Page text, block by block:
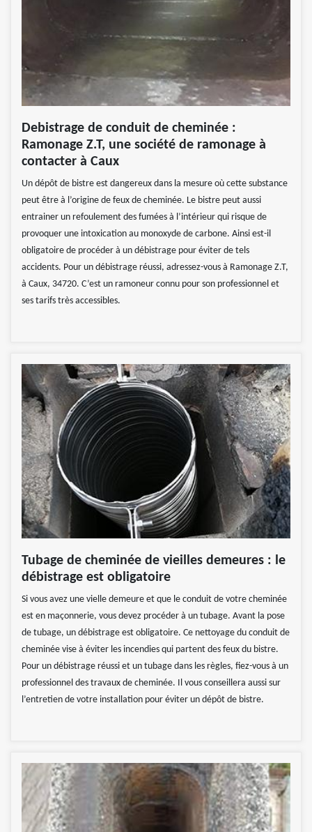
Debistrage de conduit de cheminée :
Ramonage Z.T, une société de ramonage à
contacter à Caux
Un dépôt de bistre est dangereux dans la mesure où cette substance
peut être à l’origine de feux de cheminée. Le bistre peut aussi
entrainer un refoulement des fumées à l’intérieur qui risque de
provoquer une intoxication au monoxyde de carbone. Ainsi est-il
obligatoire de procéder à un débistrage pour éviter de tels
accidents. Pour un débistrage réussi, adressez-vous à Ramonage Z.T,
à Caux, 34720. C’est un ramoneur connu pour son professionnel et
ses tarifs très accessibles.
Tubage de cheminée de vieilles demeures : le
débistrage est obligatoire
Si vous avez une vielle demeure et que le conduit de votre cheminée
est en maçonnerie, vous devez procéder à un tubage. Avant la pose
de tubage, un débistrage est obligatoire. Ce nettoyage du conduit de
cheminée vise à éviter les incendies qui partent des feux du bistre.
Pour un débistrage réussi et un tubage dans les règles, fiez-vous à un
professionnel des travaux de cheminée. Il vous conseillera aussi sur
l’entretien de votre installation pour éviter un dépôt de bistre.